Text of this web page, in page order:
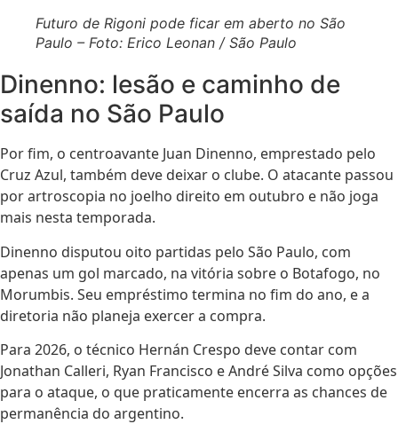
Futuro de Rigoni pode ficar em aberto no São
Paulo – Foto: Erico Leonan / São Paulo
Dinenno: lesão e caminho de
saída no São Paulo
Por fim, o centroavante Juan Dinenno, emprestado pelo
Cruz Azul, também deve deixar o clube. O atacante passou
por artroscopia no joelho direito em outubro e não joga
mais nesta temporada.
Dinenno disputou oito partidas pelo São Paulo, com
apenas um gol marcado, na vitória sobre o Botafogo, no
Morumbis. Seu empréstimo termina no fim do ano, e a
diretoria não planeja exercer a compra.
Para 2026, o técnico Hernán Crespo deve contar com
Jonathan Calleri, Ryan Francisco e André Silva como opções
para o ataque, o que praticamente encerra as chances de
permanência do argentino.